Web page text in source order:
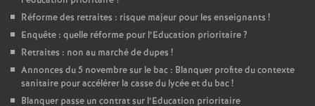
Réforme des retraites : risque majeur pour les enseignants !
Enquête : quelle réforme pour l’Education prioritaire?
Retraites : non au marché de dupes !
Annonces du 5 novembre sur le bac : Blanquer profite du contexte
sanitaire pour accélérer la casse du lycée et du bac!
Blanquer passe un contrat sur l’Education prioritaire